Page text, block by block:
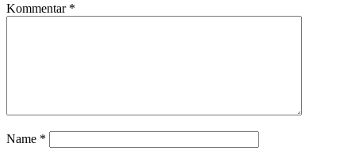
Kommentar *
Name *